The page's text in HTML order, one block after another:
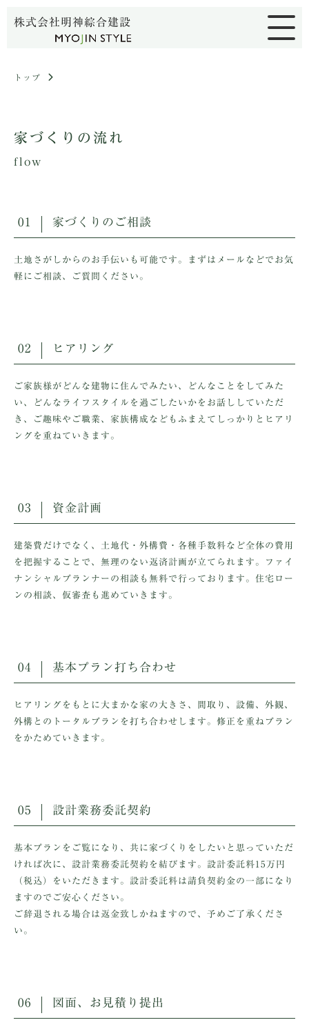
株式会社明神綜合建設
トップ
家づくりの流れ
flow
01 家づくりのご相談
土地さがしからのお手伝いも可能です。まずはメールなどでお気
軽にご相談、ご質問ください。
02 ヒアリング
ご家族様がどんな建物に住んでみたい、どんなことをしてみた
い、どんなライフスタイルを過ごしたいかをお話ししていただ
き、ご趣味やご職業、家族構成などもふまえてしっかりとヒアリ
ングを重ねていきます。
03 資金計画
建築費だけでなく、土地代・外構費・各種手数料など全体の費用
を把握することで、無理のない返済計画が立てられます。ファイ
ナンシャルプランナーの相談も無料で行っております。住宅ロー
ンの相談、仮審査も進めていきます。
04 基本プラン打ち合わせ
ヒアリングをもとに大まかな家の大きさ、間取り、設備、外観、
外構とのトータルプランを打ち合わせします。修正を重ねプラン
をかためていきます。
05 設計業務委託契約
基本プランをご覧になり、共に家づくりをしたいと思っていただ
ければ次に、設計業務委託契約を結びます。設計委託料15万円
（税込）をいただきます。設計委託料は請負契約金の一部になり
ますのでご安心ください。
ご辞退される場合は返金致しかねますので、予めご了承くださ
い。
06 図面、お見積り提出